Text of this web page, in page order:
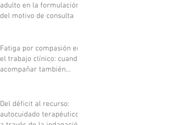
adulto en la formulación
del motivo de consulta
Fatiga por compasión en
el trabajo clínico: cuando
acompañar también
Del déficit al recurso:
autocuidado terapéutico